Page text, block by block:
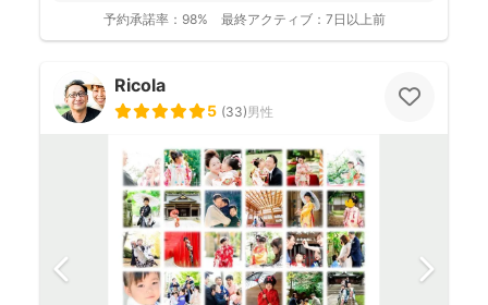
予約承諾率： 98% 最終アクティブ： 7日以上前
Ricola
5 (33)男性